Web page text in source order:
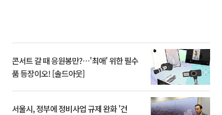
콘서트 갈 때 응원봉만?⋯'최애' 위한 필수
품 등장이오! [솔드아웃]
서울시, 정부에 정비사업 규제 완화 '건